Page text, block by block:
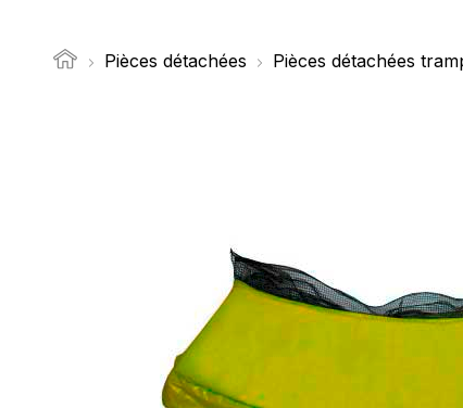
Pièces détachées Pièces détachées